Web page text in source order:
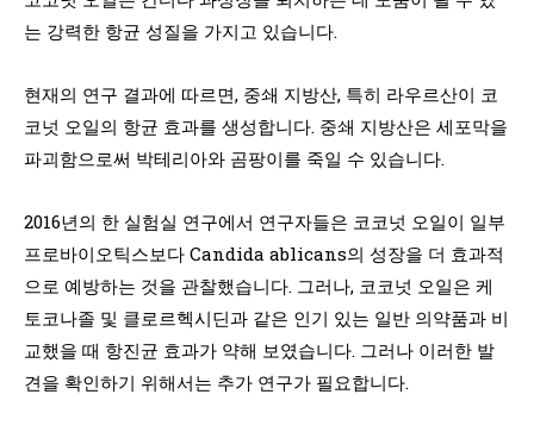
는 강력한 항균 성질을 가지고 있습니다.
현재의 연구 결과에 따르면, 중쇄 지방산, 특히 라우르산이 코
코넛 오일의 항균 효과를 생성합니다. 중쇄 지방산은 세포막을
파괴함으로써 박테리아와 곰팡이를 죽일 수 있습니다.
2016년의 한 실험실 연구에서 연구자들은 코코넛 오일이 일부
프로바이오틱스보다 Candida ablicans의 성장을 더 효과적
으로 예방하는 것을 관찰했습니다. 그러나, 코코넛 오일은 케
토코나졸 및 클로르헥시딘과 같은 인기 있는 일반 의약품과 비
교했을 때 항진균 효과가 약해 보였습니다. 그러나 이러한 발
견을 확인하기 위해서는 추가 연구가 필요합니다.